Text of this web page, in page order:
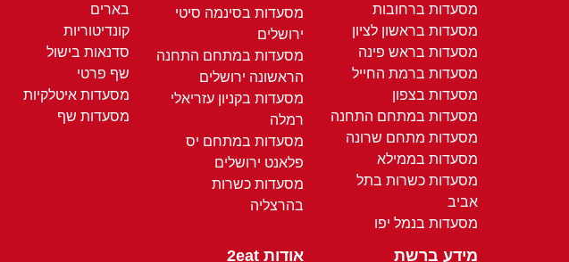
מסעדות ברחובות
מסעדות בראשון לציון
מסעדות בראש פינה
מסעדות ברמת החייל
מסעדות בצפון
מסעדות במתחם התחנה
מסעדות מתחם שרונה
מסעדות בממילא
מסעדות כשרות בתל
אביב
מסעדות בנמל יפו
מסעדות בסינמה סיטי
ירושלים
מסעדות במתחם התחנה
הראשונה ירושלים
מסעדות בקניון עזריאלי
רמלה
מסעדות במתחם יס
פלאנט ירושלים
מסעדות כשרות
בהרצליה
בארים
קונדיטוריות
סדנאות בישול
שף פרטי
מסעדות איטלקיות
מסעדות שף
מידע ברשת אודות 2eat